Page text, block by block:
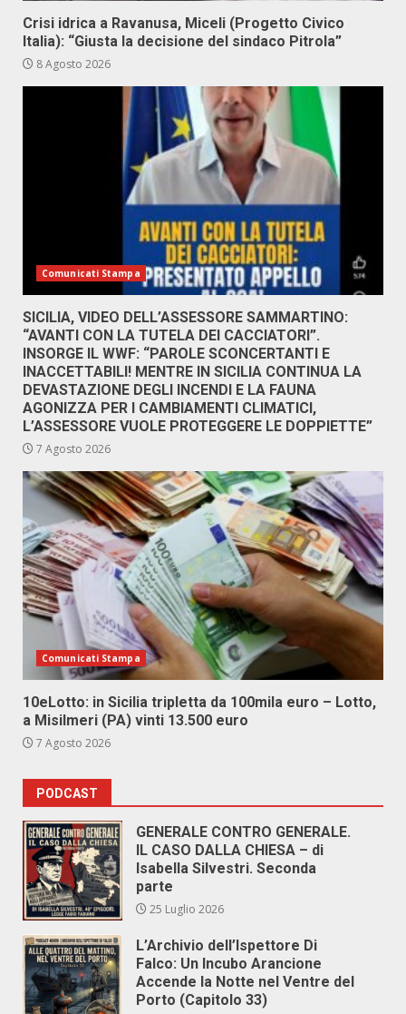
Crisi idrica a Ravanusa, Miceli (Progetto Civico
Italia): “Giusta la decisione del sindaco Pitrola”
8 Agosto 2026
Comunicati Stampa
SICILIA, VIDEO DELL’ASSESSORE SAMMARTINO:
“AVANTI CON LA TUTELA DEI CACCIATORI”.
INSORGE IL WWF: “PAROLE SCONCERTANTI E
INACCETTABILI! MENTRE IN SICILIA CONTINUA LA
DEVASTAZIONE DEGLI INCENDI E LA FAUNA
AGONIZZA PER I CAMBIAMENTI CLIMATICI,
L’ASSESSORE VUOLE PROTEGGERE LE DOPPIETTE”
7 Agosto 2026
Comunicati Stampa
10eLotto: in Sicilia tripletta da 100mila euro – Lotto,
a Misilmeri (PA) vinti 13.500 euro
7 Agosto 2026
PODCAST
GENERALE CONTRO GENERALE.
IL CASO DALLA CHIESA – di
Isabella Silvestri. Seconda
parte
25 Luglio 2026
L’Archivio dell’Ispettore Di
Falco: Un Incubo Arancione
Accende la Notte nel Ventre del
Porto (Capitolo 33)